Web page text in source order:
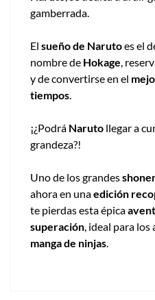
gamberrada.
El sueño de Narutoes el
nombre de Hokage,
y de convertirse en el
tiempos.
¡¿Podrá Naruto llegar a
grandeza?!
Uno de los grandes
ahora en unaedición
te pierdas esta épica
superación, ideal para los
manga de ninjas.